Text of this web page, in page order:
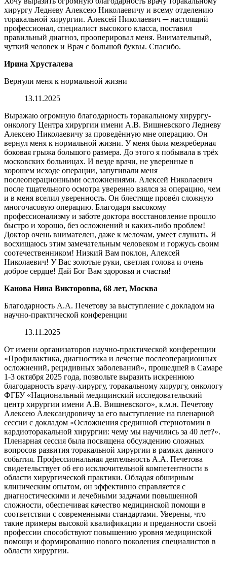
хирургу Ледневу Алексею Николаевичу и всему отделению
торакальной хирургии. Алексей Николаевич ─ настоящий
профессионал, специалист высокого класса, поставил
правильный диагноз, прооперировал меня. Внимательный,
чуткий человек и Врач с большой буквы. Спасибо.
Ирина Хрусталева
Вернули меня к нормальной жизни
13.11.2025
Выражаю огромную благодарность торакальному хирургу-
онкологу Центра хирургии имени А.В. Вишневского Ледневу
Алексею Николаевичу за проведённую мне операцию. Он
вернул меня к нормальной жизни. У меня была межреберная
боковая грыжа большого размера. До этого я побывала в трёх
московских больницах. И везде врачи, не уверенные в
хорошем исходе операции, запугивали меня
послеоперационными осложнениями. Алексей Николаевич
после тщательного осмотра уверенно взялся за операцию, чем
и в меня вселил уверенность. Он блестяще провёл сложную
многочасовую операцию. Благодаря высокому
профессионализму и заботе доктора восстановление прошло
быстро и хорошо, без осложнений и каких-либо проблем!
Доктор очень внимателен, даже к мелочам, умеет слушать. Я
восхищаюсь этим замечательным человеком и горжусь своим
соотечественником! Низкий Вам поклон, Алексей
Николаевич! У Вас золотые руки, светлая голова и очень
доброе сердце! Дай Бог Вам здоровья и счастья!
Канова Нина Викторовна, 68 лет, Москва
Благодарность А.А. Печетову за выступление с докладом на
научно-практической конференции
13.11.2025
От имени организаторов научно-практической конференции
«Профилактика, диагностика и лечение послеоперационных
осложнений, рецидивных заболеваний», прошедшей в Самаре
1-3 октября 2025 года, позвольте выразить искреннюю
благодарность врачу-хирургу, торакальному хирургу, онкологу
ФГБУ «Национальный медицинский исследовательский
центр хирургии имени А.В. Вишневского», к.м.н. Печетову
Алексею Александровичу за его выступление на пленарной
сессии с докладом «Осложнения срединной стернотомии в
кардиоторакальной хирургии: чему мы научились за 40 лет?».
Пленарная сессия была посвящена обсуждению сложных
вопросов развития торакальной хирургии в рамках данного
события. Профессиональная деятельность А.А. Печетова
свидетельствует об его исключительной компетентности в
области хирургической практики. Обладая обширным
клиническим опытом, он эффективно справляется с
диагностическими и лечебными задачами повышенной
сложности, обеспечивая качество медицинской помощи в
соответствии с современными стандартами. Уверены, что
такие примеры высокой квалификации и преданности своей
профессии способствуют повышению уровня медицинской
помощи и формированию нового поколения специалистов в
области хирургии.